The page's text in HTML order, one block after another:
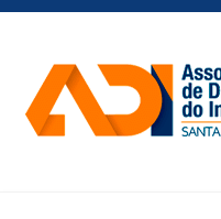
Ir
conteúdo